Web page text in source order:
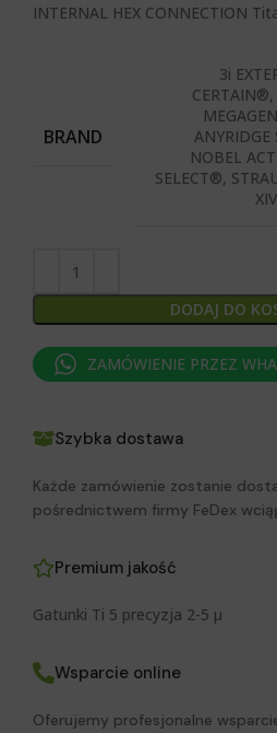
INTERNAL HEX CONNECTION
BRAND
3i
NOBEL
SELECT®,
DODAJ DO
ZAMÓWIENIE PRZEZ
Szybka dostawa
Każde zamówienie zostanie
pośrednictwem firmy FeDex
Premium jakość
Gatunki Ti 5 precyzja 2-5 μ
Wsparcie online
Oferujemy profesjonalne